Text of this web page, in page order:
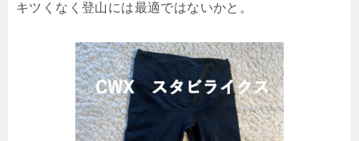
キツくなく登山には最適ではないかと。